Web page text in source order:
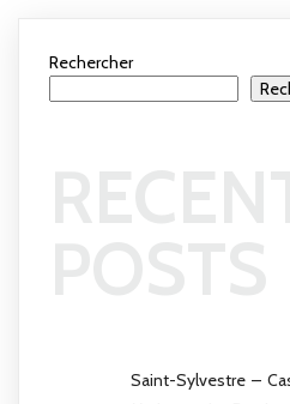
Rechercher
Saint-Sylvestre –